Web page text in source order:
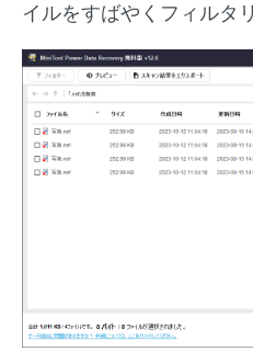
イルをすばやくフィルタ